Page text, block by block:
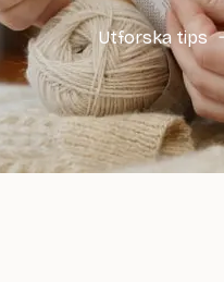
Utforska tips